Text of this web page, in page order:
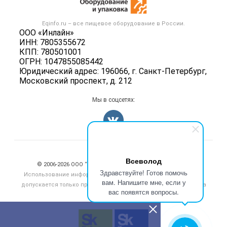
Всеволод
Здравствуйте! Готов помочь
вам. Напишите мне, если у
вас появятся вопросы.
Eqinfo.ru – все пищевое оборудование в России.
ООО «Инлайн»
ИНН: 7805355672
КПП: 780501001
ОГРН: 1047855085442
Юридический адрес: 196066, г. Санкт-Петербург,
Московский проспект, д. 212
Контактная информация
Политика обработки персональных данных
Вакансии
Блог
Тара и упаковка
Б/у оборудование
Информация о компаниях
Добавить объявление
Карта объявлений
Мы в соцсетях:
© 2006‑2026 ООО “Инлайн”. 12+ Все права защищены.
Использование информации, размещенной на данном сайте,
допускается только при размещении активной гиперссылки на
eqinfo.ru